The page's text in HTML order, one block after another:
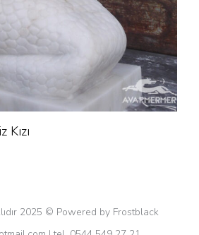
2025 © Powered by Frostblack